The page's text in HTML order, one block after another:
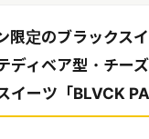
限定のブラックス
ディベア型・チーズ
イーツ「BLVCK